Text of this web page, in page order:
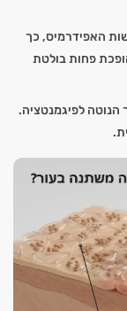
האפידרמיס, כך
פחות בולטת
הנוטה לפיגמנטציה.